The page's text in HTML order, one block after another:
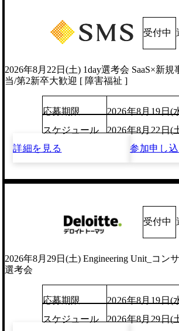
受付中
2026年8月22日(土) 1day選考会 SaaS×新
当/第2新卒大歓迎 [ 障害福祉 ]
応募期限
2026年8月19日(
スケジュール
2026年8月22日(
詳細を見る
参加申し
受付中
2026年8月29日(土) Engineering Unit_コン
選考会
応募期限
2026年8月19日(
スケジュール
2026年8月29日(